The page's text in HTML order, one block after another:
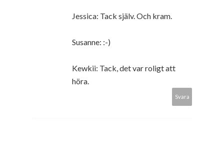
Jessica: Tack själv. Och kram.
Susanne: :-)
Kewkii: Tack, det var roligt att
höra.
Svara